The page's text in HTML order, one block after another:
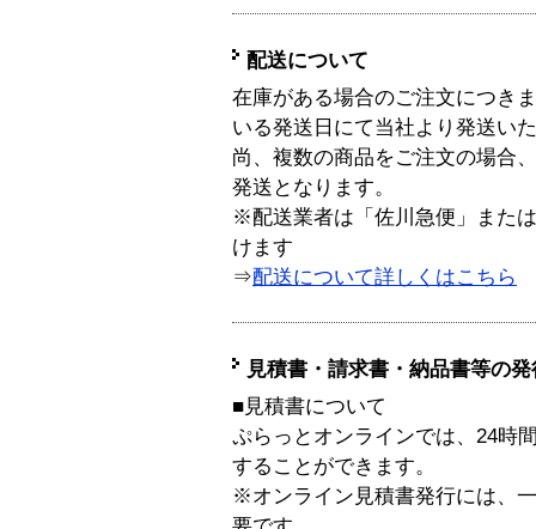
配送について
在庫がある場合のご注文につき
いる発送日にて当社より発送い
尚、複数の商品をご注文の場合
発送となります。
※配送業者は「佐川急便」また
けます
⇒配送について詳しくはこちら
見積書・請求書・納品書等の
■見積書について
ぷらっとオンラインでは、24時
することができます。
※オンライン見積書発行には、